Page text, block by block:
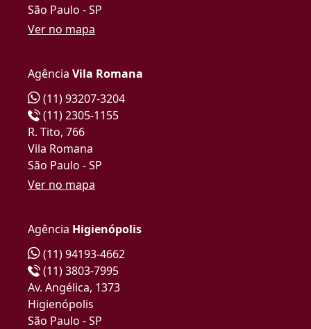
São Paulo - SP
Ver no mapa
Agência Vila Romana
(11) 93207-3204
(11) 2305-1155
R. Tito, 766
Vila Romana
São Paulo - SP
Ver no mapa
Agência Higienópolis
(11) 94193-4662
(11) 3803-7995
Av. Angélica, 1373
Higienópolis
São Paulo - SP